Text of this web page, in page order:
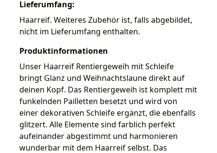
Lieferumfang:
Haarreif. Weiteres Zubehör ist, falls abgebildet,
nicht im Lieferumfang enthalten.
Produktinformationen
Unser Haarreif Rentiergeweih mit Schleife
bringt Glanz und Weihnachtslaune direkt auf
deinen Kopf. Das Rentiergeweih ist komplett mit
funkelnden Pailletten besetzt und wird von
einer dekorativen Schleife ergänzt, die ebenfalls
glitzert. Alle Elemente sind farblich perfekt
aufeinander abgestimmt und harmonieren
wunderbar mit dem Haarreif selbst. Das